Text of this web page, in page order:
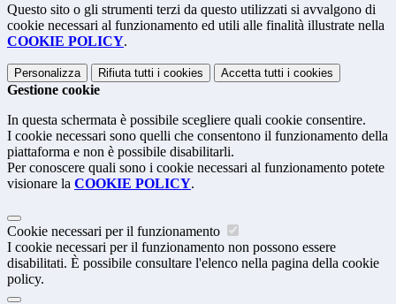
Questo sito o gli strumenti terzi da questo utilizzati si avvalgono di
cookie necessari al funzionamento ed utili alle finalità illustrate nella
COOKIE POLICY.
Personalizza Rifiuta tutti i cookies Accetta tutti i cookies
Gestione cookie
In questa schermata è possibile scegliere quali cookie consentire.
I cookie necessari sono quelli che consentono il funzionamento della
piattaforma e non è possibile disabilitarli.
Per conoscere quali sono i cookie necessari al funzionamento potete
visionare la COOKIE POLICY.
Cookie necessari per il funzionamento
I cookie necessari per il funzionamento non possono essere
disabilitati. È possibile consultare l'elenco nella pagina della cookie
policy.